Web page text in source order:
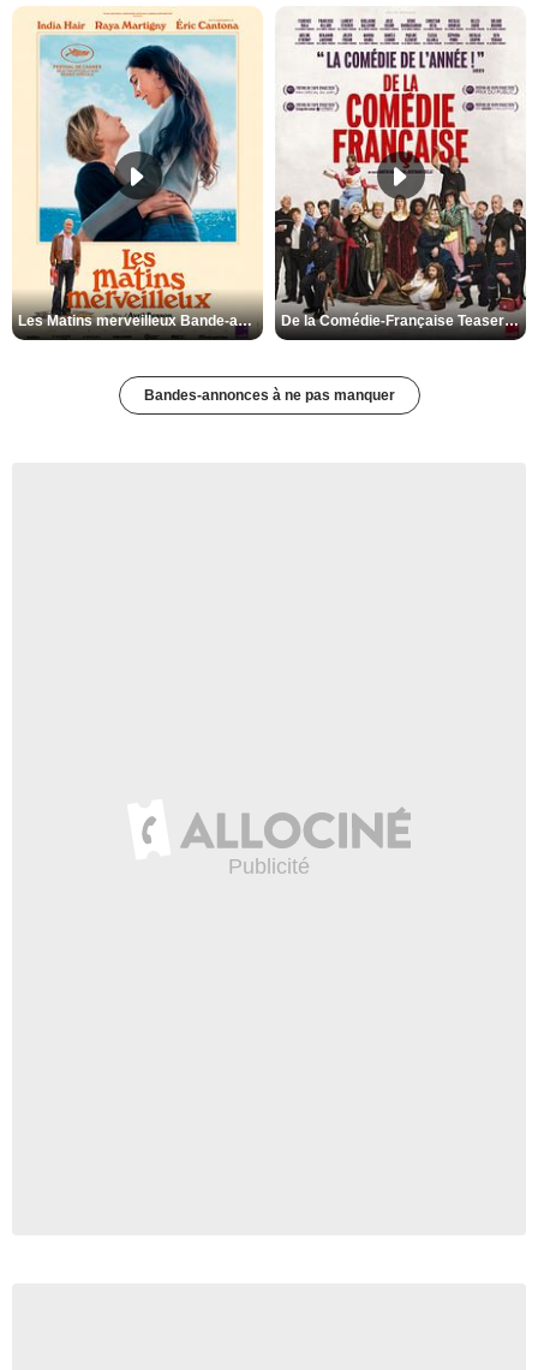
Les Matins merveilleux Bande-annonce VF De la Comédie-Française Teaser VF
Bandes-annonces à ne pas manquer